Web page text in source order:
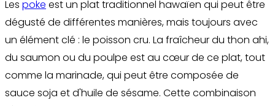
Les poke est un plat traditionnel hawaïen qui peut être
dégusté de différentes manières, mais toujours avec
un élément clé : le poisson cru. La fraîcheur du thon ahi,
du saumon ou du poulpe est au cœur de ce plat, tout
comme la marinade, qui peut être composée de
sauce soja et d'huile de sésame. Cette combinaison